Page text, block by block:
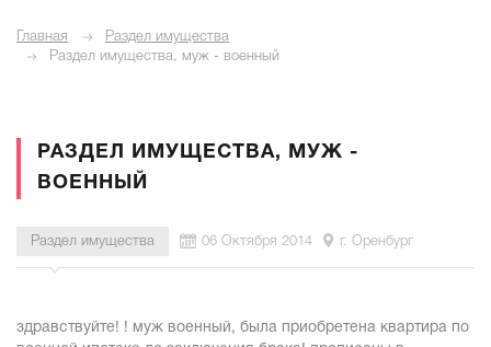
Главная
Раздел имущества
Раздел имущества, муж - военный
РАЗДЕЛ ИМУЩЕСТВА, МУЖ -
ВОЕННЫЙ
Раздел имущества 06 Октября 2014 г. Оренбург
здравствуйте! ! муж военный, была приобретена квартира по